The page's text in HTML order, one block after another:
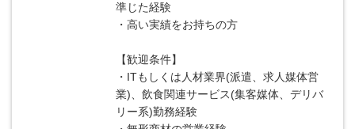
準じた経験
・高い実績をお持ちの方
【歓迎条件】
・ITもしくは人材業界(派遣、求人媒体営
業)、飲食関連サービス(集客媒体、デリバ
リー系)勤務経験